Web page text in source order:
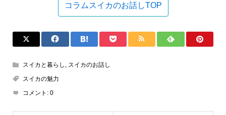
コラムスイカのお話しTOP
スイカと暮らし , スイカのお話し
スイカの魅力
コメント: 0